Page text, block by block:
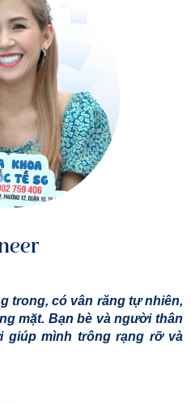
trong, có vân răng tự nhiên,
mặt. Bạn bè và người thân
giúp mình trông rạng rỡ và